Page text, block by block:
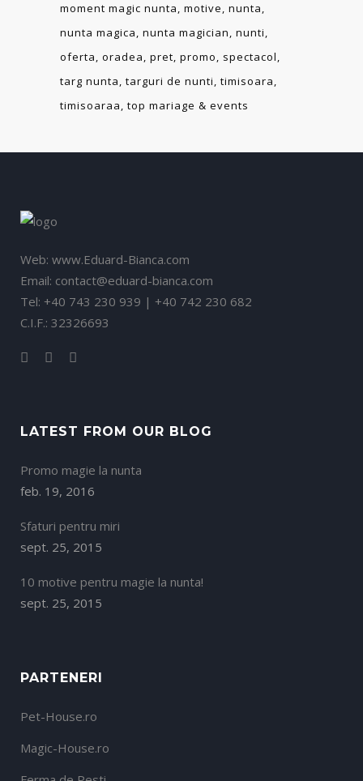
moment magic nunta motive nunta
nunta magica nunta magician nunti
oferta oradea pret promo
spectacol
targ nunta targuri de nunti timisoara
timisoaraa top mariage & events
Web: www.Eduard-Bianca.com
Email: contact@eduard-bianca.com
Tel: +40 743 230 939 | +40 742 230 682
C.I.F.: 32326693
LATEST FROM OUR BLOG
Promo magie la nunta
feb. 19, 2016
Sfaturi pentru miri
sept. 25, 2015
10 motive pentru magie la nunta!
sept. 25, 2015
PARTENERI
Pet-House.ro
Magic-House.ro